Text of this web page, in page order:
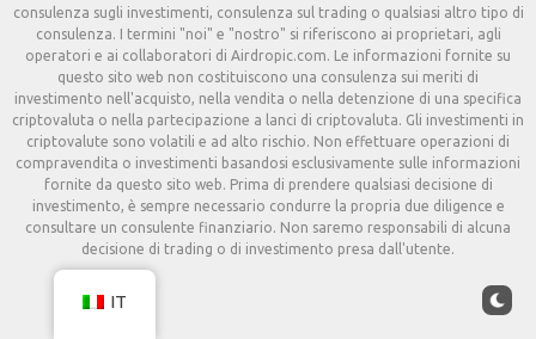
consulenza sugli investimenti, consulenza sul trading o qualsiasi altro tipo di
consulenza. I termini "noi" e "nostro" si riferiscono ai proprietari, agli
operatori e ai collaboratori di Airdropic.com. Le informazioni fornite su
questo sito web non costituiscono una consulenza sui meriti di
investimento nell'acquisto, nella vendita o nella detenzione di una specifica
criptovaluta o nella partecipazione a lanci di criptovaluta. Gli investimenti in
criptovalute sono volatili e ad alto rischio. Non effettuare operazioni di
compravendita o investimenti basandosi esclusivamente sulle informazioni
fornite da questo sito web. Prima di prendere qualsiasi decisione di
investimento, è sempre necessario condurre la propria due diligence e
consultare un consulente finanziario. Non saremo responsabili di alcuna
decisione di trading o di investimento presa dall'utente.
IT